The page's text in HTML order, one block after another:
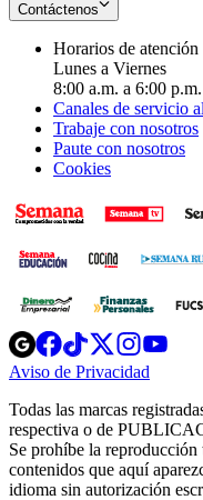
Contáctenos
Horarios de atención
Lunes a Viernes
8:00 a.m. a 6:00 p.m.
Canales de servicio
Trabaje con nosotros
Paute con nosotros
Cookies
Opens
in
new
Opens
in
new
Opens
in
new
window
Opens
new
window
Aviso de Privacidad
new
Todas las marcas
respectiva o de
Se prohíbe la
contenidos que aquí
idioma sin autorización